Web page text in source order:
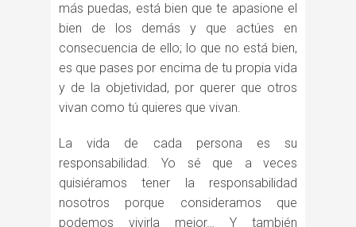
más puedas, está bien que te apasione el
bien de los demás y que actúes en
consecuencia de ello; lo que no está bien,
es que pases por encima de tu propia vida
y de la objetividad, por querer que otros
vivan como tú quieres que vivan.
La vida de cada persona es su
responsabilidad. Yo sé que a veces
quisiéramos tener la responsabilidad
nosotros porque consideramos que
podemos vivirla mejor… Y también